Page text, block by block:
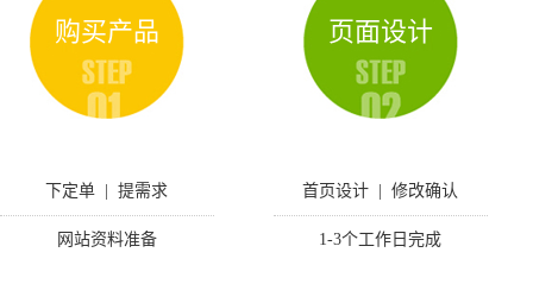
购买产品
下定单 | 提需求
网站资料准备
页面设计
首页设计 | 修改确认
1-3个工作日完成